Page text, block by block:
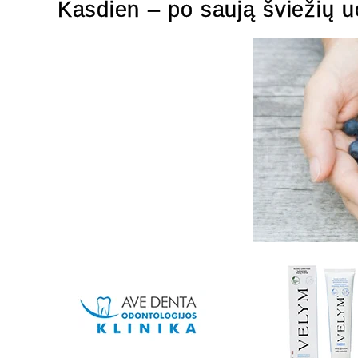
Kasdien – po saują šviežių